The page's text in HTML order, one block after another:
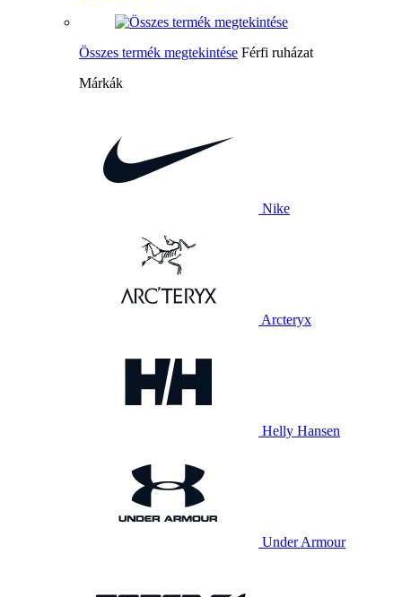
Összes termék megtekintése Férfi ruházat
Márkák
Nike
Arcteryx
Helly Hansen
Under Armour